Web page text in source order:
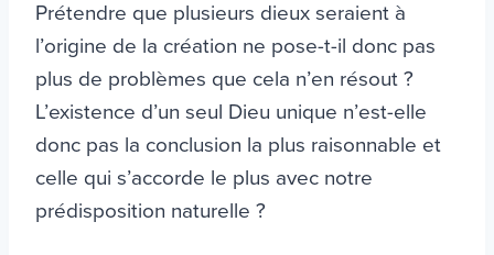
Prétendre que plusieurs dieux seraient à
l’origine de la création ne pose-t-il donc pas
plus de problèmes que cela n’en résout ?
L’existence d’un seul Dieu unique n’est-elle
donc pas la conclusion la plus raisonnable et
celle qui s’accorde le plus avec notre
prédisposition naturelle ?